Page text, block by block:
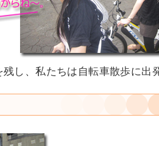
残し、私たちは自転車散歩に出